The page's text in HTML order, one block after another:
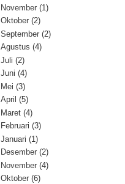
November (1)
Oktober (2)
September (2)
Agustus (4)
Juli (2)
Juni (4)
Mei (3)
April (5)
Maret (4)
Februari (3)
Januari (1)
Desember (2)
November (4)
Oktober (6)